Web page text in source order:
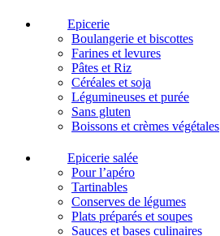
Epicerie
Boulangerie et biscottes
Farines et levures
Pâtes et Riz
Céréales et soja
Légumineuses et purée
Sans gluten
Boissons et crèmes végétales
Epicerie salée
Pour l’apéro
Tartinables
Conserves de légumes
Plats préparés et soupes
Sauces et bases culinaires